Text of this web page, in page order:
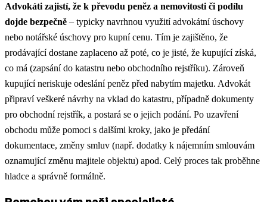
Advokáti zajistí, že k převodu peněz a nemovitosti či podílu
dojde bezpečně – typicky navrhnou využití advokátní úschovy
nebo notářské úschovy pro kupní cenu. Tím je zajištěno, že
prodávající dostane zaplaceno až poté, co je jisté, že kupující získá,
co má (zapsání do katastru nebo obchodního rejstříku). Zároveň
kupující neriskuje odeslání peněz před nabytím majetku. Advokát
připraví veškeré návrhy na vklad do katastru, případně dokumenty
pro obchodní rejstřík, a postará se o jejich podání. Po uzavření
obchodu může pomoci s dalšími kroky, jako je předání
dokumentace, změny smluv (např. dodatky k nájemním smlouvám
oznamující změnu majitele objektu) apod. Celý proces tak proběhne
hladce a správně formálně.